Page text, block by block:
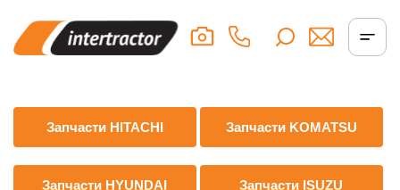
Запчасти HITACHI Запчасти KOMATSU
Запчасти HYUNDAI Запчасти ISUZU